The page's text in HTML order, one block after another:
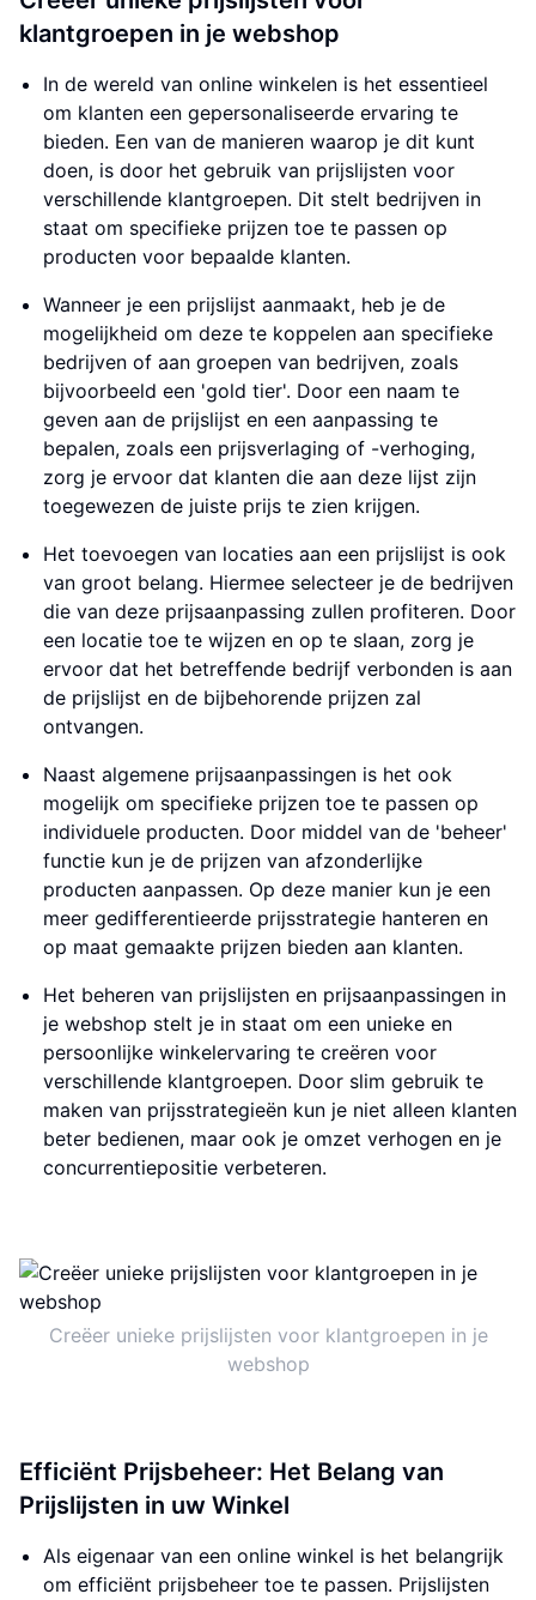
klantgroepen in je webshop
In de wereld van online winkelen is het essentieel
om klanten een gepersonaliseerde ervaring te
bieden. Een van de manieren waarop je dit kunt
doen, is door het gebruik van prijslijsten voor
verschillende klantgroepen. Dit stelt bedrijven in
staat om specifieke prijzen toe te passen op
producten voor bepaalde klanten.
Wanneer je een prijslijst aanmaakt, heb je de
mogelijkheid om deze te koppelen aan specifieke
bedrijven of aan groepen van bedrijven, zoals
bijvoorbeeld een 'gold tier'. Door een naam te
geven aan de prijslijst en een aanpassing te
bepalen, zoals een prijsverlaging of -verhoging,
zorg je ervoor dat klanten die aan deze lijst zijn
toegewezen de juiste prijs te zien krijgen.
Het toevoegen van locaties aan een prijslijst is ook
van groot belang. Hiermee selecteer je de bedrijven
die van deze prijsaanpassing zullen profiteren. Door
een locatie toe te wijzen en op te slaan, zorg je
ervoor dat het betreffende bedrijf verbonden is aan
de prijslijst en de bijbehorende prijzen zal
ontvangen.
Naast algemene prijsaanpassingen is het ook
mogelijk om specifieke prijzen toe te passen op
individuele producten. Door middel van de 'beheer'
functie kun je de prijzen van afzonderlijke
producten aanpassen. Op deze manier kun je een
meer gedifferentieerde prijsstrategie hanteren en
op maat gemaakte prijzen bieden aan klanten.
Het beheren van prijslijsten en prijsaanpassingen in
je webshop stelt je in staat om een unieke en
persoonlijke winkelervaring te creëren voor
verschillende klantgroepen. Door slim gebruik te
maken van prijsstrategieën kun je niet alleen klanten
beter bedienen, maar ook je omzet verhogen en je
concurrentiepositie verbeteren.
Creëer unieke prijslijsten voor klantgroepen in je
webshop
Efficiënt Prijsbeheer: Het Belang van
Prijslijsten in uw Winkel
Als eigenaar van een online winkel is het belangrijk
om efficiënt prijsbeheer toe te passen. Prijslijsten